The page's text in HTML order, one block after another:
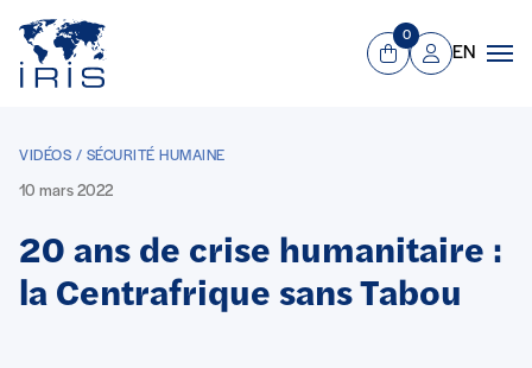
Aller au contenu principal
Panier
0
Mon compte
EN
VIDÉOS / SÉCURITÉ HUMAINE
10 mars 2022
20 ans de crise humanitaire :
la Centrafrique sans Tabou